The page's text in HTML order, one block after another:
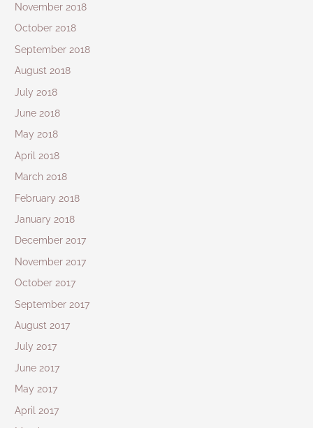
November 2018
October 2018
September 2018
August 2018
July 2018
June 2018
May 2018
April 2018
March 2018
February 2018
January 2018
December 2017
November 2017
October 2017
September 2017
August 2017
July 2017
June 2017
May 2017
April 2017